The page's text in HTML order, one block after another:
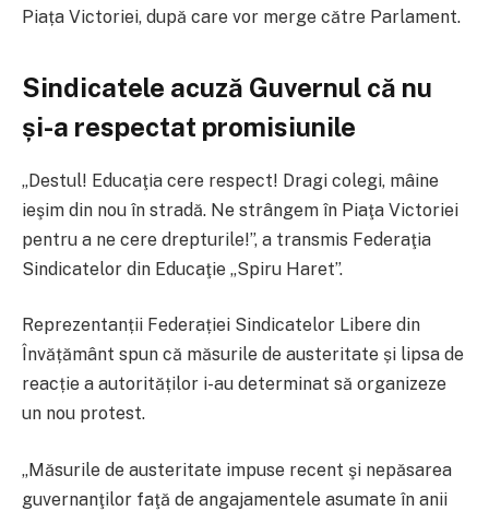
Piața Victoriei, după care vor merge către Parlament.
Sindicatele acuză Guvernul că nu
și-a respectat promisiunile
„Destul! Educaţia cere respect! Dragi colegi, mâine
ieşim din nou în stradă. Ne strângem în Piaţa Victoriei
pentru a ne cere drepturile!”, a transmis Federaţia
Sindicatelor din Educaţie „Spiru Haret”.
Reprezentanții Federației Sindicatelor Libere din
Învățământ spun că măsurile de austeritate și lipsa de
reacție a autorităților i-au determinat să organizeze
un nou protest.
„Măsurile de austeritate impuse recent şi nepăsarea
guvernanţilor faţă de angajamentele asumate în anii